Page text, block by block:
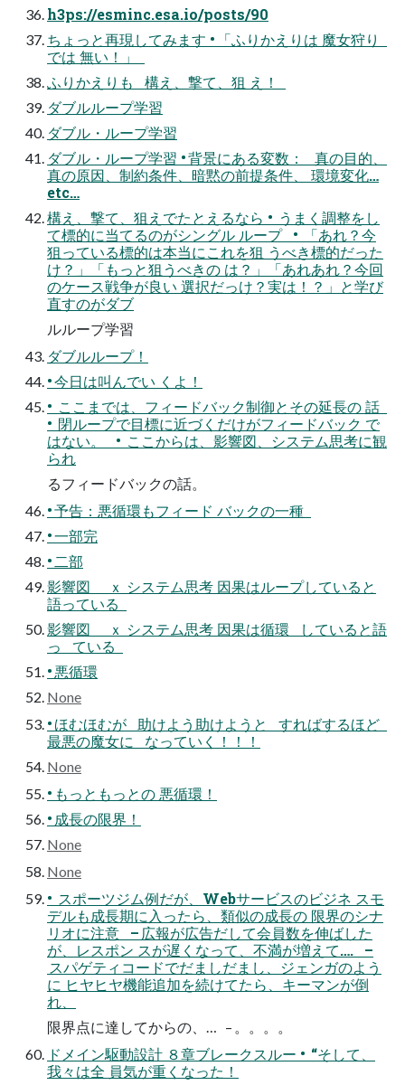
h3ps://esminc.esa.io/posts/90
ちょっと再現してみます • 「ふりかえりは 魔女狩り
では 無い！」
ふりかえりも 構え、撃て、狙 え！
ダブルループ学習
ダブル・ループ学習
ダブル・ループ学習 • 背景にある変数： 真の目的、
真の原因、制約条件、暗黙の前提条件、 環境変化…
etc…
構え、撃て、狙えでたとえるなら • うまく調整をし
て標的に当てるのがシングル ループ • 「あれ？今
狙っている標的は本当にこれを狙 うべき標的だった
け？」「もっと狙うべきの は？」「あれあれ？今回
のケース戦争が良い 選択だっけ？実は！？」と学び
直すのがダブ
ルループ学習
ダブルループ！
• 今日は叫んでい くよ！
• ここまでは、フィードバック制御とその延長の 話
• 閉ループで目標に近づくだけがフィードバック で
はない。 • ここからは、影響図、システム思考に観
られ
るフィードバックの話。
• 予告：悪循環もフィード バックの一種
• 一部完
• 二部
影響図 ｘ システム思考 因果はループしていると
語っている
影響図 ｘ システム思考 因果は循環 していると語
っ ている
• 悪循環
None
• ほむほむが 助けよう助けようと すればするほど
最悪の魔女に なっていく！！！
None
• もっともっとの 悪循環！
• 成長の限界！
None
None
• スポーツジム例だが、Webサービスのビジネ スモ
デルも成長期に入ったら、類似の成長の 限界のシナ
リオに注意 – 広報が広告だして会員数を伸ばした
が、レスポン スが遅くなって、不満が増えて…. –
スパゲティコードでだましだまし、ジェンガのよう
に ヒヤヒヤ機能追加を続けてたら、キーマンが倒
れ、
限界点に達してからの、… – 。。。。
ドメイン駆動設計 ８章ブレークスルー • “そして、
我々は全 員気が重くなった！